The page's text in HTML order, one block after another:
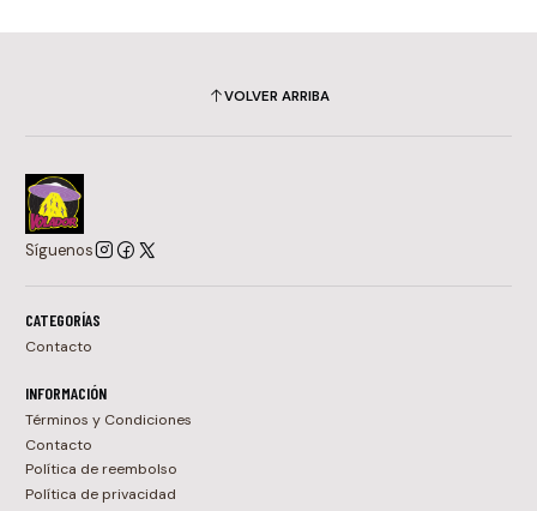
VOLVER ARRIBA
Síguenos
CATEGORÍAS
Contacto
INFORMACIÓN
Términos y Condiciones
Contacto
Política de reembolso
Política de privacidad